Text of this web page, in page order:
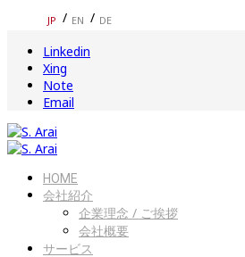
JP EN DE
Linkedin
Xing
Note
Email
HOME
会社紹介
企業理念 / ご挨拶
会社概要
サービス